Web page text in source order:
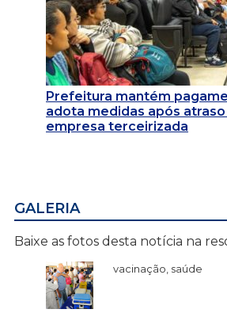
Prefeitura mantém
adota medidas após
empresa terceirizada
GALERIA
Baixe as fotos desta notícia na
vacinação, saúde